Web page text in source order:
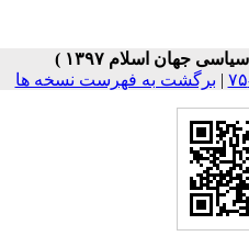
|برگشت به فهرست نسخه ها